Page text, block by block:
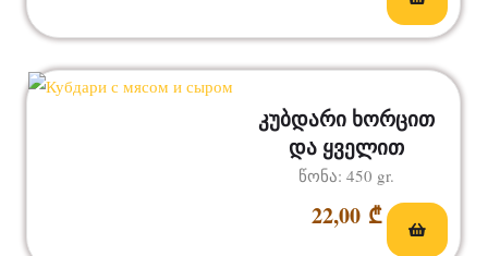
კუბდარი ხორცით
და ყველით
22,00 ₾
წონა: 450 gr.